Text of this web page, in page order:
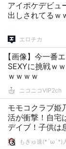
アイポケデビュ
出しされてるｗ
エロチカ
【画像】今一番
SEXYに挑戦ｗ
ｗｗｗｗ
ニコニコVIP2ch
モモコクラブ姫
活が衝撃！自宅
デイブ！子供は
道＆深イイ話キ
もきゅ速(*´ω`*)